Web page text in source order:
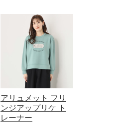
アリュメット フリ
ンジアップリケ ト
レーナー